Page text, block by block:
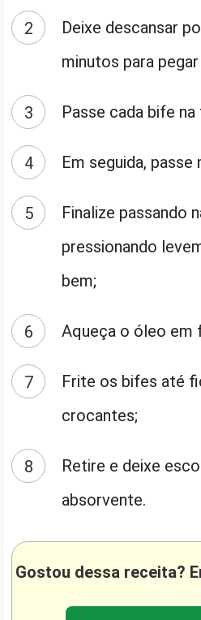
Deixe descansar
minutos para
Passe cada bife
Em seguida,
Finalize passando
pressionando
bem;
Aqueça o óleo em
Frite os bifes até
crocantes;
Retire e deixe
absorvente.
Gostou dessa receita?